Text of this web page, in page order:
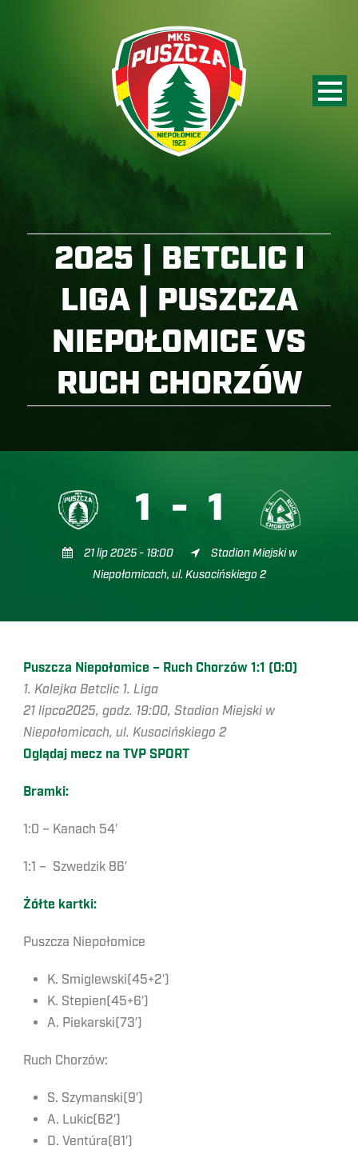
2025 | BETCLIC I
LIGA | PUSZCZA
NIEPOŁOMICE VS
RUCH CHORZÓW
1 - 1
21 lip 2025 - 19:00
Stadion Miejski w
Niepołomicach, ul. Kusocińskiego 2
Puszcza Niepołomice – Ruch Chorzów 1:1 (0:0)
1. Kolejka Betclic 1. Liga
21 lipca2025, godz. 19:00, Stadion Miejski w
Niepołomicach, ul. Kusocińskiego 2
Oglądaj mecz na TVP SPORT
Bramki:
1:0 – Kanach 54′
1:1 – Szwedzik 86′
Żółte kartki:
Puszcza Niepołomice
K. Smiglewski(45+2′)
K. Stepien(45+6′)
A. Piekarski(73′)
Ruch Chorzów:
S. Szymanski(9′)
A. Lukic(62′)
D. Ventúra(81′)